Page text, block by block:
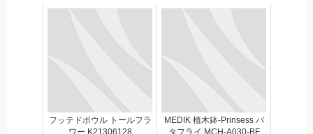
フッテドボウル トールフラ
ワー K21306128
MEDIK 植木鉢-Prinsess バ
タフライ MCH-A030-BF